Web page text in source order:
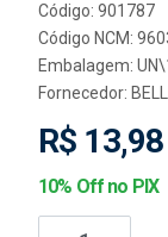
Código: 901787
Código NCM:
Embalagem:
Fornecedor:
R$ 13,98
10% Off no PIX